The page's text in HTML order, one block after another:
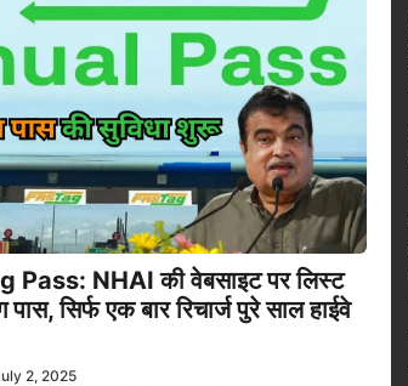
NHAI की वेबसाइट पर लिस्ट
सिर्फ एक बार रिचार्ज पुरे साल हाईवे
2, 2025